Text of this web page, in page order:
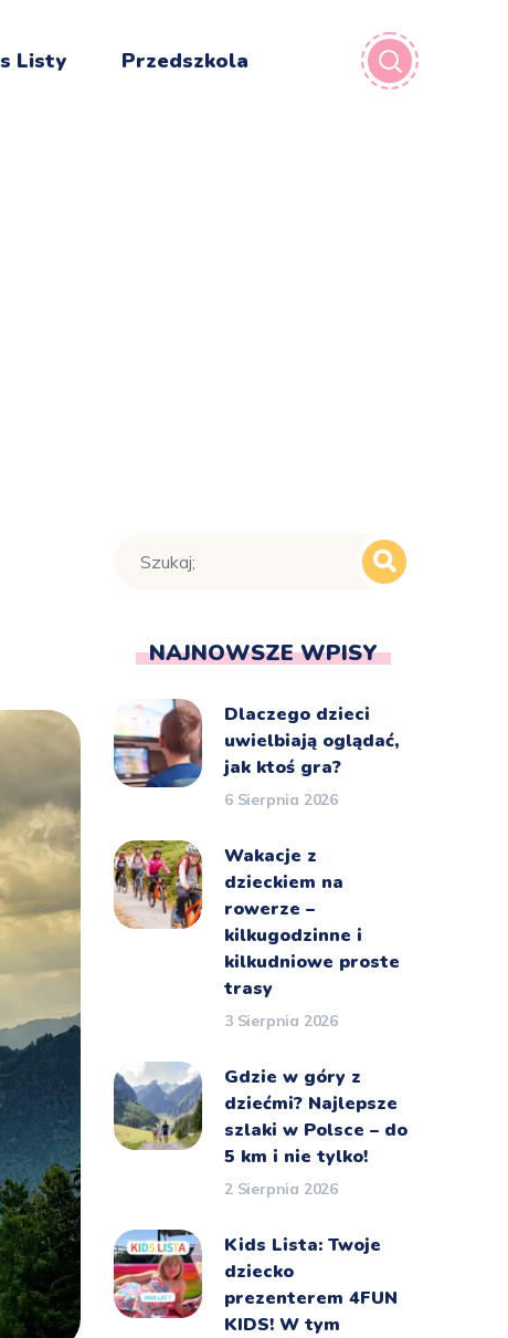
Listy Przedszkola
NAJNOWSZE WPISY
Dlaczego dzieci
uwielbiają oglądać,
jak ktoś gra?
6 Sierpnia 2026
Wakacje z
dzieckiem na
rowerze –
kilkugodzinne i
kilkudniowe proste
trasy
3 Sierpnia 2026
Gdzie w góry z
dziećmi? Najlepsze
szlaki w Polsce – do
5 km i nie tylko!
2 Sierpnia 2026
Kids Lista: Twoje
dziecko
prezenterem 4FUN
KIDS! W tym